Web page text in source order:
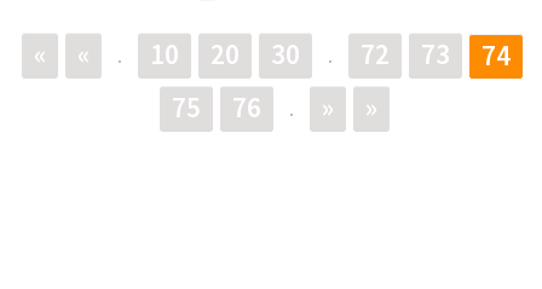
« « . 10 20 30 . 72 73
74
75
76 . » »